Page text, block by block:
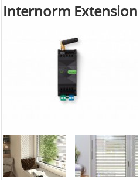
Internorm Extension